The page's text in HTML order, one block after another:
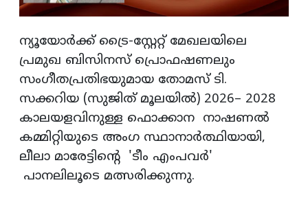
ന്യൂയോർക്ക് ട്രൈ-സ്റ്റേറ്റ് മേഖലയിലെ
പ്രമുഖ ബിസിനസ് പ്രൊഫഷണലും
സംഗീതപ്രതിഭയുമായ തോമസ് ടി.
സക്കറിയ (സുജിത് മൂലയിൽ) 2026– 2028
കാലയളവിനുള്ള ഫൊക്കാന നാഷണൽ
കമ്മിറ്റിയുടെ അംഗ സ്ഥാനാർത്ഥിയായി,
ലീലാ മാരേട്ടിന്റെ 'ടീം എംപവര്‍'
പാനലിലൂടെ മത്സരിക്കുന്നു.